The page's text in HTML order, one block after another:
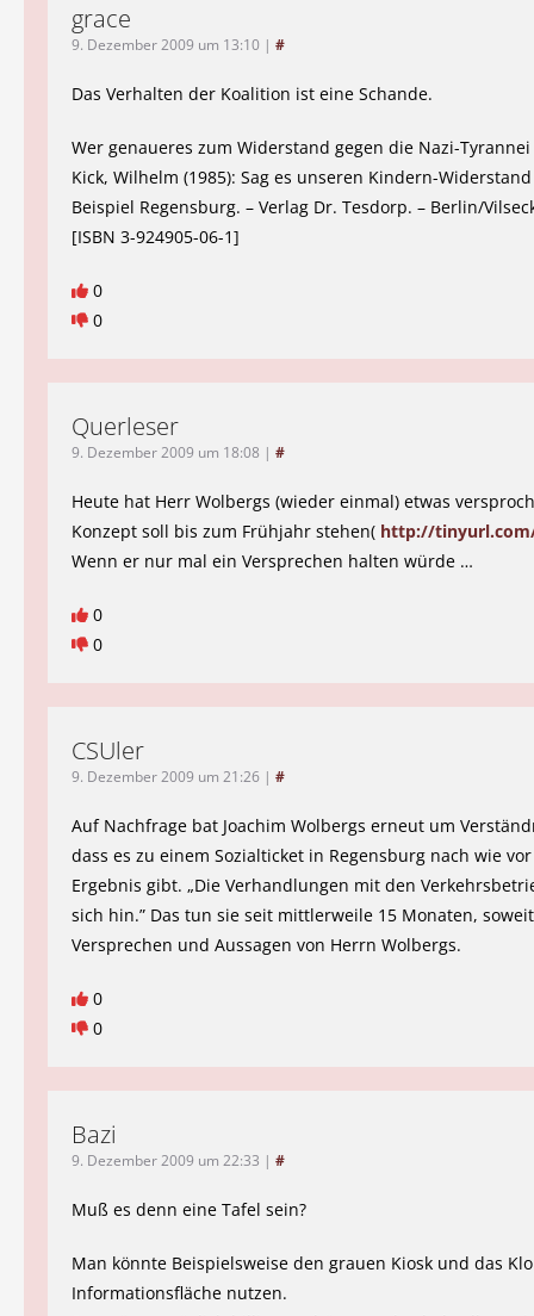
grace
9. Dezember 2009 um 13:10 | #
Das Verhalten der Koalition ist eine Schande.
Wer genaueres zum Widerstand gegen die Nazi-
Kick, Wilhelm (1985): Sag es unseren Kindern-
Beispiel Regensburg. – Verlag Dr. Tesdorp. – Berlin/
[ISBN 3-924905-06-1]
0
0
Querleser
9. Dezember 2009 um 18:08 | #
Heute hat Herr Wolbergs (wieder einmal) etwas
Konzept soll bis zum Frühjahr stehen( http://
Wenn er nur mal ein Versprechen halten würde …
0
0
CSUler
9. Dezember 2009 um 21:26 | #
Auf Nachfrage bat Joachim Wolbergs erneut um
dass es zu einem Sozialticket in Regensburg nach wie
Ergebnis gibt. „Die Verhandlungen mit den
sich hin.” Das tun sie seit mittlerweile 15 Monaten,
Versprechen und Aussagen von Herrn Wolbergs.
0
0
Bazi
9. Dezember 2009 um 22:33 | #
Muß es denn eine Tafel sein?
Man könnte Beispielsweise den grauen Kiosk und das
Informationsfläche nutzen.